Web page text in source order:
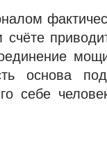
счёте
основа
себе